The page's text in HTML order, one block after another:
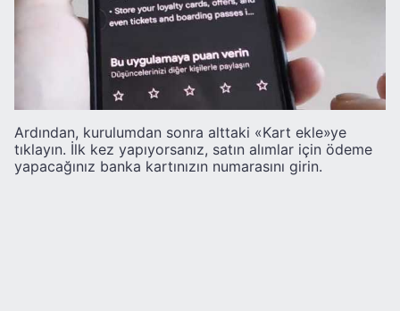
Ardından, kurulumdan sonra alttaki «Kart ekle»ye
tıklayın. İlk kez yapıyorsanız, satın alımlar için ödeme
yapacağınız banka kartınızın numarasını girin.